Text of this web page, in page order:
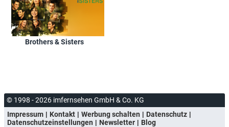
Brothers & Sisters
© 1998 - 2026 imfernsehen GmbH & Co. KG
Impressum
Kontakt Werbung schalten
Datenschutz
Datenschutzeinstellungen
Newsletter
Blog